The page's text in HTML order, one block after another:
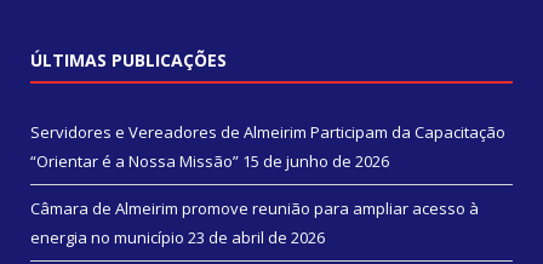
ÚLTIMAS PUBLICAÇÕES
Servidores e Vereadores de Almeirim Participam da Capacitação
“Orientar é a Nossa Missão” 15 de junho de 2026
Câmara de Almeirim promove reunião para ampliar acesso à
energia no município 23 de abril de 2026